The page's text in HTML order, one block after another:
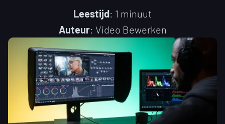
Leestijd: 1 minuut
Auteur: Video Bewerken